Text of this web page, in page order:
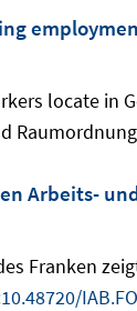
locate
Arbeits-
Franken